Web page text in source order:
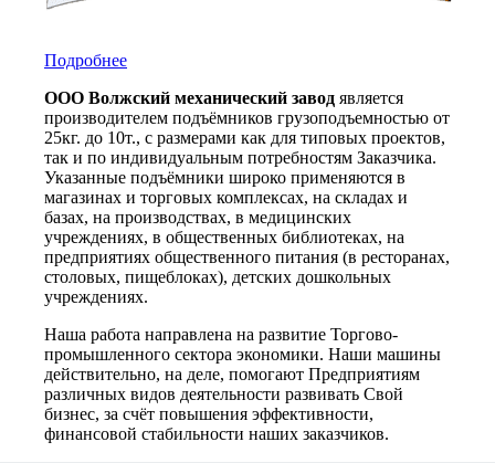
Подробнее
ООО Волжский механический завод является
производителем подъёмников грузоподъемностью от
25кг. до 10т., с размерами как для типовых проектов,
так и по индивидуальным потребностям Заказчика.
Указанные подъёмники широко применяются в
магазинах и торговых комплексах, на складах и
базах, на производствах, в медицинских
учреждениях, в общественных библиотеках, на
предприятиях общественного питания (в ресторанах,
столовых, пищеблоках), детских дошкольных
учреждениях.
Наша работа направлена на развитие Торгово-
промышленного сектора экономики. Наши машины
действительно, на деле, помогают Предприятиям
различных видов деятельности развивать Свой
бизнес, за счёт повышения эффективности,
финансовой стабильности наших заказчиков.